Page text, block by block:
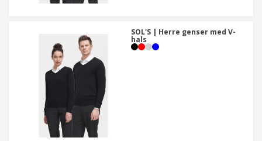
SOL'S | Herre genser med V-
hals